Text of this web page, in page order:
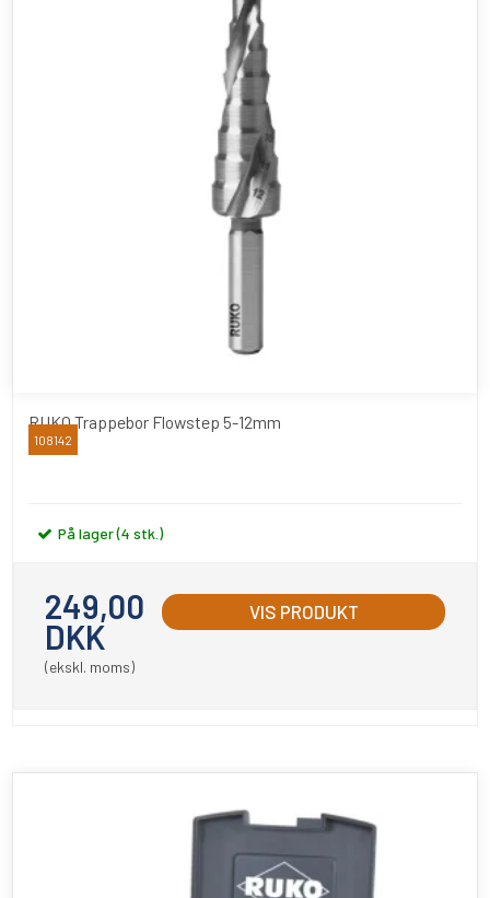
RUKO Trappebor Flowstep 5-12mm
RUKO
108142
På lager (4 stk.)
249,00
DKK
(ekskl. moms)
VIS PRODUKT